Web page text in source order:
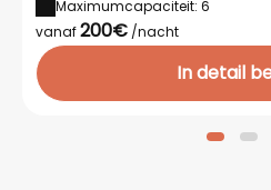
Maximumcapaciteit: 6
vanaf200€ /nacht
In detail